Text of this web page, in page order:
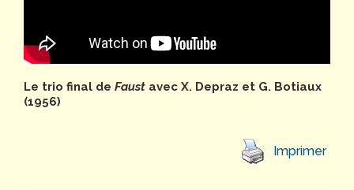
Le trio final de Faust avec X. Depraz et G. Botiaux
(1956)
Imprimer